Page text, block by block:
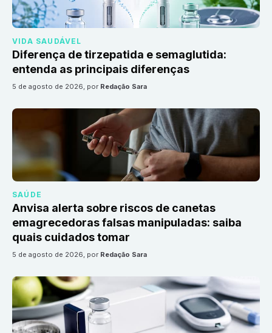
VIDA SAUDÁVEL
Diferença de tirzepatida e semaglutida:
entenda as principais diferenças
5 de agosto de 2026, por Redação Sara
SAÚDE
Anvisa alerta sobre riscos de canetas
emagrecedoras falsas manipuladas: saiba
quais cuidados tomar
5 de agosto de 2026, por Redação Sara